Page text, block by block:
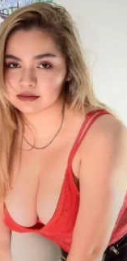
información sobre mi
contacto conmigo.
Masajistas en Palermo.